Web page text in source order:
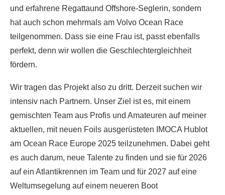
und erfahrene Regattaund Offshore-Seglerin, sondern
hat auch schon mehrmals am Volvo Ocean Race
teilgenommen. Dass sie eine Frau ist, passt ebenfalls
perfekt, denn wir wollen die Geschlechtergleichheit
fördern.
Wir tragen das Projekt also zu dritt. Derzeit suchen wir
intensiv nach Partnern. Unser Ziel ist es, mit einem
gemischten Team aus Profis und Amateuren auf meiner
aktuellen, mit neuen Foils ausgerüsteten IMOCA Hublot
am Ocean Race Europe 2025 teilzunehmen. Dabei geht
es auch darum, neue Talente zu finden und sie für 2026
auf ein Atlantikrennen im Team und für 2027 auf eine
Weltumsegelung auf einem neueren Boot